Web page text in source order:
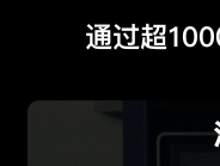
通过超